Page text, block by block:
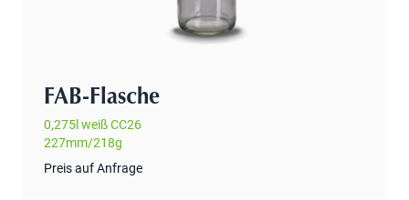
FAB-Flasche
0,275l weiß CC26
227mm/218g
Preis auf Anfrage